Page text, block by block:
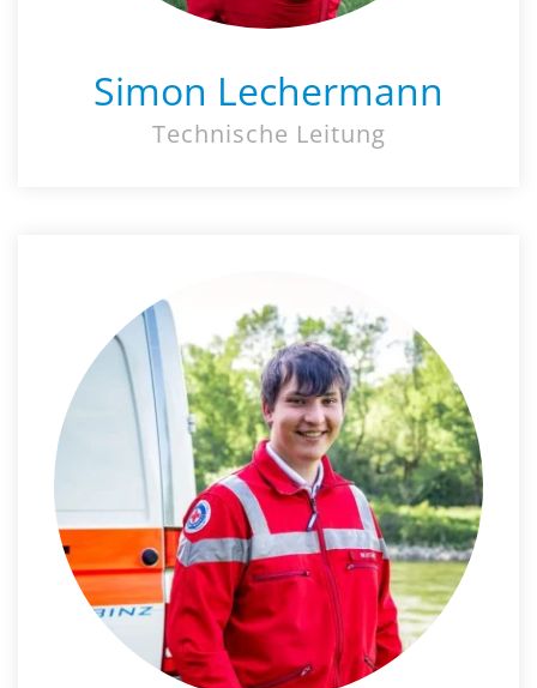
Simon Lechermann
Technische Leitung